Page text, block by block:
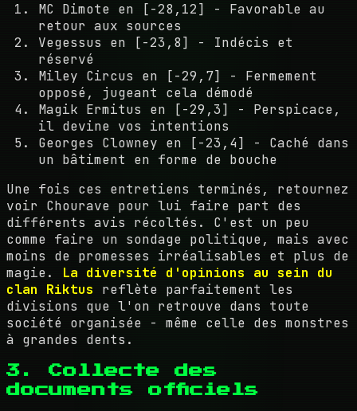
MC Dimote en [-28,12] - Favorable au
retour aux sources
Vegessus en [-23,8] - Indécis et
réservé
Miley Circus en [-29,7] - Fermement
opposé, jugeant cela démodé
Magik Ermitus en [-29,3] - Perspicace,
il devine vos intentions
Georges Clowney en [-23,4] - Caché dans
un bâtiment en forme de bouche
Une fois ces entretiens terminés, retournez
voir Chourave pour lui faire part des
différents avis récoltés. C'est un peu
comme faire un sondage politique, mais avec
moins de promesses irréalisables et plus de
magie. La diversité d'opinions au sein du
clan Riktus reflète parfaitement les
divisions que l'on retrouve dans toute
société organisée - même celle des monstres
à grandes dents.
3. Collecte des
documents officiels